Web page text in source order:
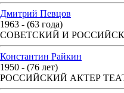
Дмитрий Певцов
1963 - (63 года)
СОВЕТСКИЙ И
Константин Райкин
1950 - (76 лет)
РОССИЙСКИЙ АКТЕР